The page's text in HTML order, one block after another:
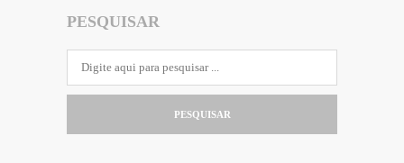
PESQUISAR
PESQUISAR